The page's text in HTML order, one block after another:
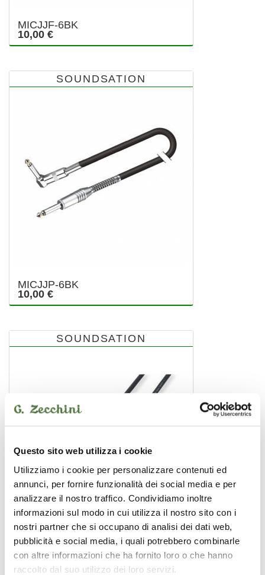
Questo sito web utilizza i cookie
Utilizziamo i cookie per personalizzare contenuti ed
annunci, per fornire funzionalità dei social media e per
analizzare il nostro traffico. Condividiamo inoltre
informazioni sul modo in cui utilizza il nostro sito con i
nostri partner che si occupano di analisi dei dati web,
pubblicità e social media, i quali potrebbero combinarle
con altre informazioni che ha fornito loro o che hanno
raccolto dal suo utilizzo dei loro servizi.
MICJJF-6BK
10,00 €
SOUNDSATION
MICJJP-6BK
10,00 €
SOUNDSATION
WM-ICJJ3
12,00 €